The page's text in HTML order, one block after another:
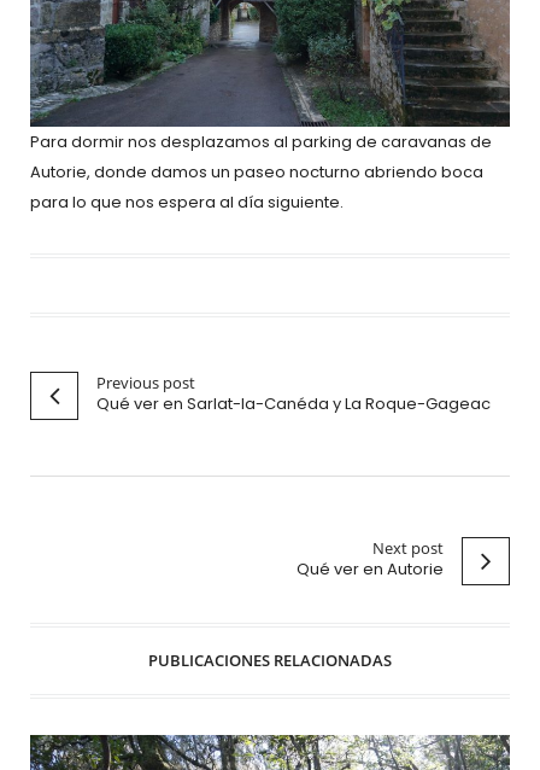
Para dormir nos desplazamos al parking de caravanas de
Autorie, donde damos un paseo nocturno abriendo boca
para lo que nos espera al día siguiente.
Previous post
Qué ver en Sarlat-la-Canéda y La Roque-Gageac
Next post
Qué ver en Autorie
PUBLICACIONES RELACIONADAS